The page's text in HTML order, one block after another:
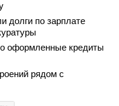
отстранил от работы 20
pixnio.com)